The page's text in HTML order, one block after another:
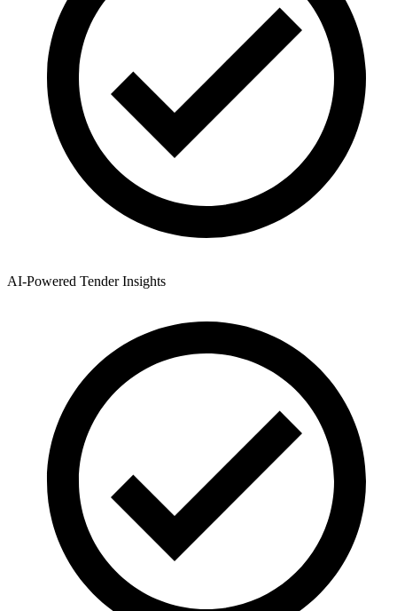
AI-Powered Tender Insights